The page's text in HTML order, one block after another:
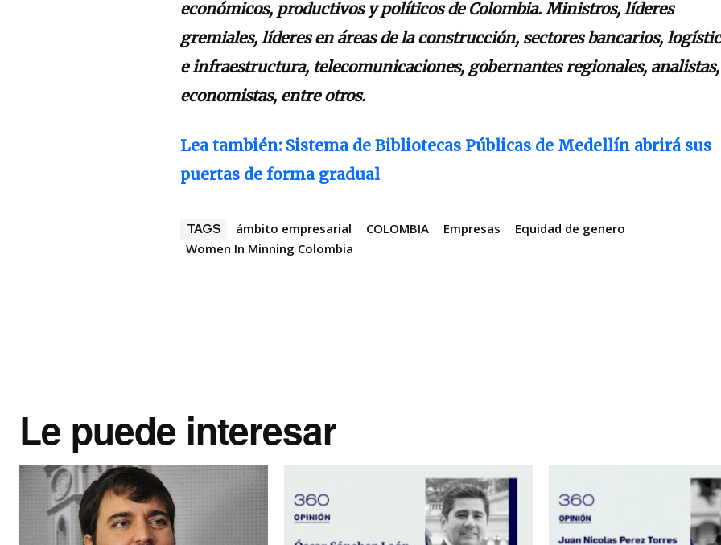
económicos, productivos y políticos de Colombia. Ministros, líderes
gremiales, líderes en áreas de la construcción, sectores bancarios,
e infraestructura, telecomunicaciones, gobernantes regionales, analistas,
economistas, entre otros.
Lea también: Sistema de Bibliotecas Públicas de Medellín abrirá sus
puertas de forma gradual
TAGS ámbito empresarial COLOMBIA Empresas
Equidad de genero
Women In Minning Colombia
Le puede interesar